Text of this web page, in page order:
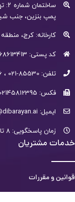
پمپ بنزین، جنب شیرینی ناتلی،
کارخانه: کرج،
کد پستی: 1568613413
تلفن: 85530-021 ، 88415296-021، 88743950-021، 88741873-021
فکس: 02145812395
ایمیل: info@dibarayan.ai
زمان پاسخگویی: 8 تا 17:15
خدمات مشتریان
قوانین و مقررات